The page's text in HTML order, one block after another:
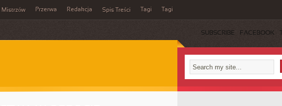
Mistrzów Przerwa Redakcja Spis Treści Tagi Tagi
SUBSCRIBE FACEBOOK